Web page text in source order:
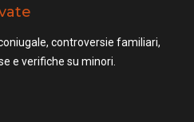
controversie familiari,
e verifiche su minori.